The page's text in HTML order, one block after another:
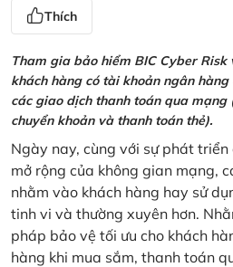
Thích
Tham gia bảo hiểm BIC Cyber Risk
khách hàng có tài khoản ngân
các giao dịch thanh toán qua mạng
chuyển khoản và thanh toán thẻ).
Ngày nay, cùng với sự phát
mở rộng của không gian mạng,
nhằm vào khách hàng hay sử
tinh vi và thường xuyên hơn.
pháp bảo vệ tối ưu cho khách
hàng khi mua sắm, thanh toán